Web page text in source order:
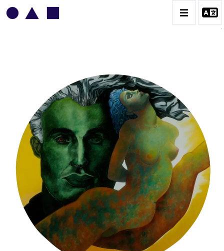
BRIGITTE MOREAU SERRE
BIOGRAPHIE
CATALOGUE DES OEUVRES
CONTACT